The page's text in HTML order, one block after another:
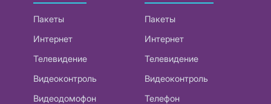
Пакеты
Интернет
Телевидение
Видеоконтроль
Видеодомофон
Пакеты
Интернет
Телевидение
Видеоконтроль
Телефон